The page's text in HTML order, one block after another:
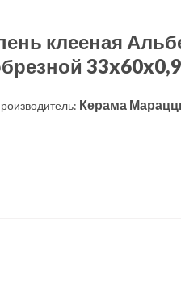
клееная
33x60x0,9
Керама